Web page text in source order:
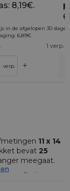
8,19€.
in de afgelopen 30
6,89€.
1 verp.
verp. +
Toevoegen aan
11 x 14
bevat 25
meegaat.
zijn een